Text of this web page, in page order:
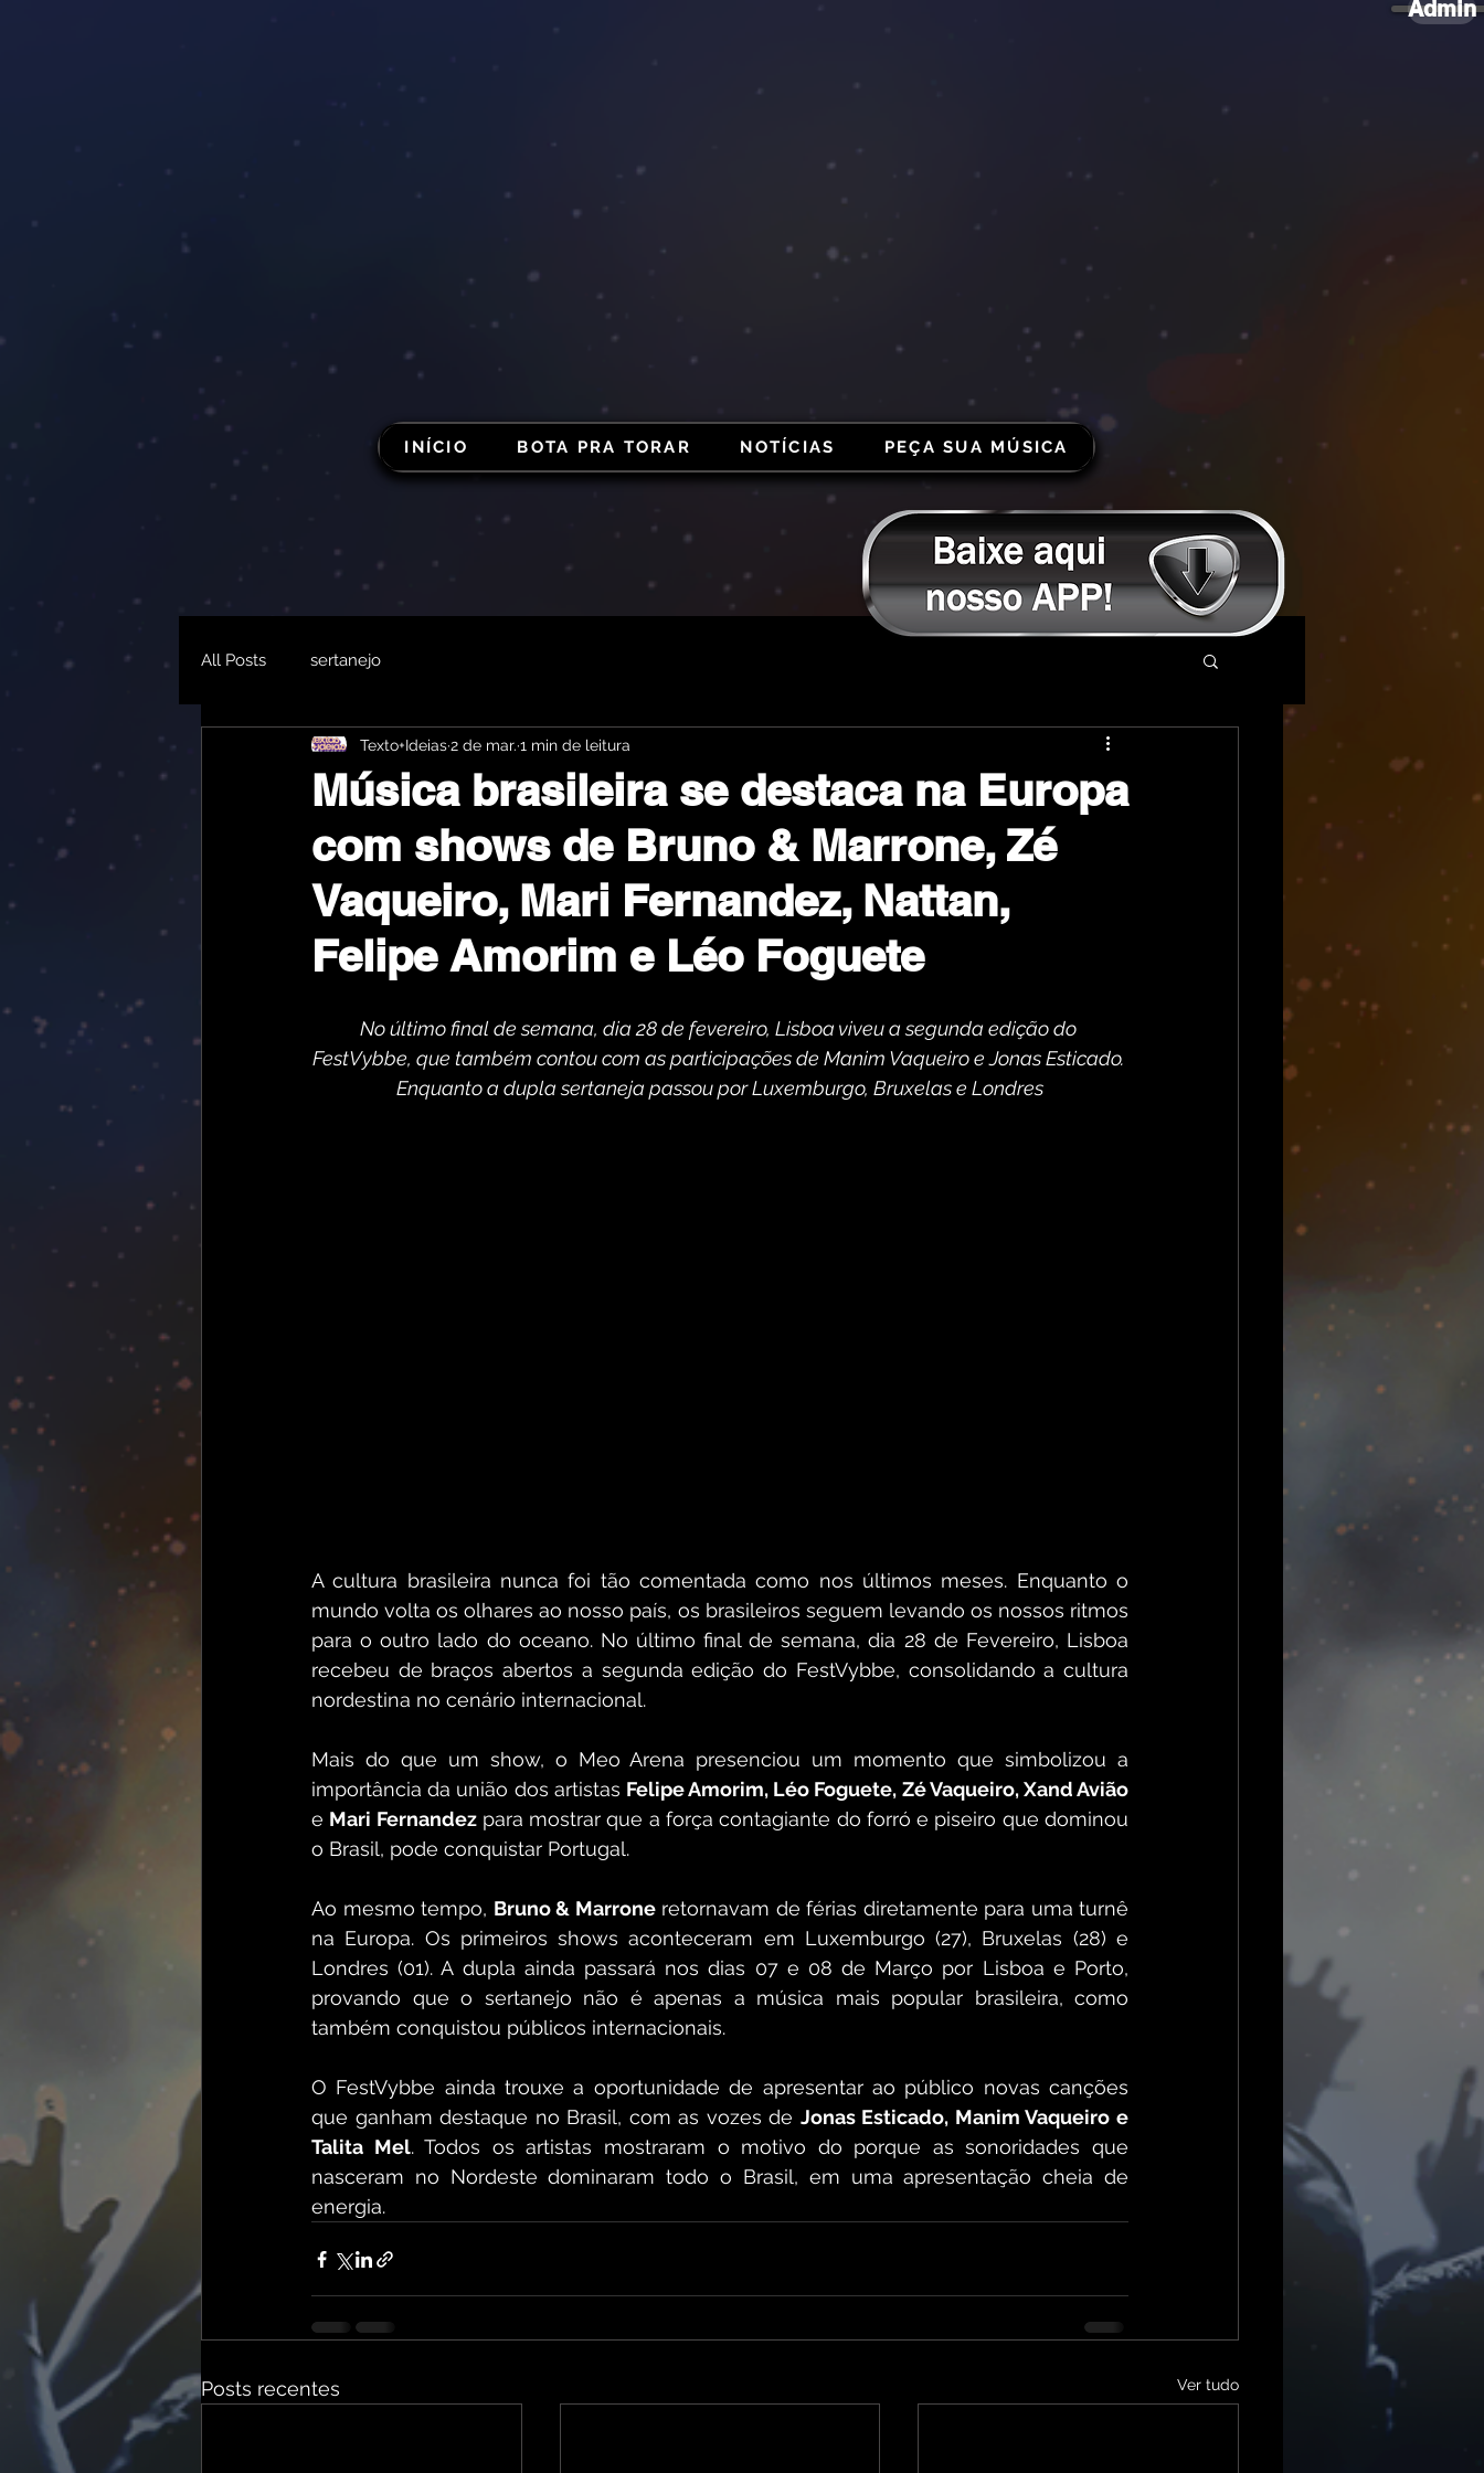
INÍCIO BOTA PRA TORAR NOTÍCIAS PEÇA SUA MÚSICA
Admin
All Posts sertanejo
Música brasileira se destaca na Europa
com shows de Bruno & Marrone, Zé
Vaqueiro, Mari Fernandez, Nattan,
Felipe Amorim e Léo Foguete
Texto+Ideias2 de mar. 1 min de leitura
No último final de semana, dia 28 de fevereiro, Lisboa viveu a segunda edição do
FestVybbe, que também contou com as participações de Manim Vaqueiro e Jonas Esticado.
Enquanto a dupla sertaneja passou por Luxemburgo, Bruxelas e Londres
A cultura brasileira nunca foi tão comentada como nos últimos meses. Enquanto o
mundo volta os olhares ao nosso país, os brasileiros seguem levando os nossos ritmos
para o outro lado do oceano. No último final de semana, dia 28 de Fevereiro, Lisboa
recebeu de braços abertos a segunda edição do FestVybbe, consolidando a cultura
nordestina no cenário internacional.
Mais do que um show, o Meo Arena presenciou um momento que simbolizou a
importância da união dos artistas
e Mari Fernandez para mostrar que a força contagiante do forró e piseiro que dominou
o Brasil, pode conquistar Portugal.
Ao mesmo tempo, Bruno & Marrone retornavam de férias diretamente para uma turnê
na Europa. Os primeiros shows aconteceram em Luxemburgo (27), Bruxelas (28) e
Londres (01). A dupla ainda passará nos dias 07 e 08 de Março por Lisboa e Porto,
provando que o sertanejo não é apenas a música mais popular brasileira, como
também conquistou públicos internacionais.
O FestVybbe ainda trouxe a oportunidade de apresentar ao público novas canções
que ganham destaque no Brasil, com as vozes de Jonas Esticado, Manim Vaqueiro e
Talita Mel. Todos os artistas mostraram o motivo do porque as sonoridades que
nasceram no Nordeste dominaram todo o Brasil, em uma apresentação cheia de
energia.
Posts recentes Ver tudo